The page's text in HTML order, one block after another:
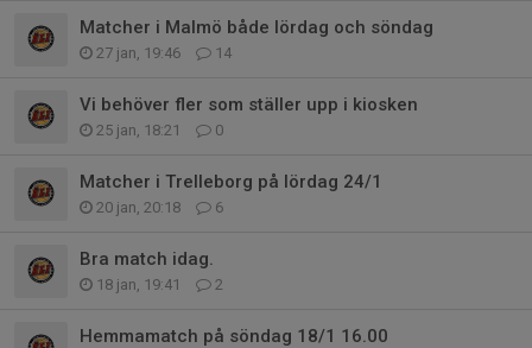
Matcher i Malmö både lördag och söndag
27 jan, 19:46 14
Vi behöver fler som ställer upp i kiosken
25 jan, 18:21 0
Matcher i Trelleborg på lördag 24/1
20 jan, 20:18 6
Bra match idag.
18 jan, 19:41 2
Hemmamatch på söndag 18/1 16.00